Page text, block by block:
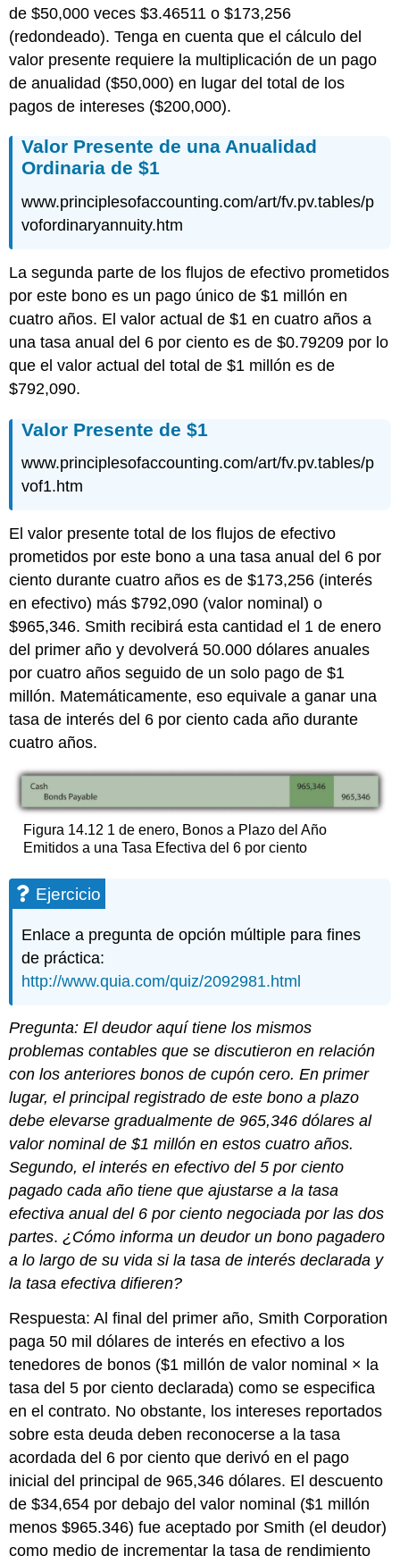
de $50,000 veces $3.46511 o $173,256
(redondeado). Tenga en cuenta que el cálculo del
valor presente requiere la multiplicación de un pago
de anualidad ($50,000) en lugar del total de los
pagos de intereses ($200,000).
Valor Presente de una Anualidad
Ordinaria de $1
www.principlesofaccounting.com/art/fv.pv.tables/p
vofordinaryannuity.htm
La segunda parte de los flujos de efectivo prometidos
por este bono es un pago único de $1 millón en
cuatro años. El valor actual de $1 en cuatro años a
una tasa anual del 6 por ciento es de $0.79209 por lo
que el valor actual del total de $1 millón es de
$792,090.
Valor Presente de $1
www.principlesofaccounting.com/art/fv.pv.tables/p
vof1.htm
El valor presente total de los flujos de efectivo
prometidos por este bono a una tasa anual del 6 por
ciento durante cuatro años es de $173,256 (interés
en efectivo) más $792,090 (valor nominal) o
$965,346. Smith recibirá esta cantidad el 1 de enero
del primer año y devolverá 50.000 dólares anuales
por cuatro años seguido de un solo pago de $1
millón. Matemáticamente, eso equivale a ganar una
tasa de interés del 6 por ciento cada año durante
cuatro años.
Figura 14.12 1 de enero, Bonos a Plazo del Año
Emitidos a una Tasa Efectiva del 6 por ciento
Ejercicio
Enlace a pregunta de opción múltiple para fines
de práctica:
http://www.quia.com/quiz/2092981.html
Pregunta: El deudor aquí tiene los mismos
problemas contables que se discutieron en relación
con los anteriores bonos de cupón cero. En primer
lugar, el principal registrado de este bono a plazo
debe elevarse gradualmente de 965,346 dólares al
valor nominal de $1 millón en estos cuatro años.
Segundo, el interés en efectivo del 5 por ciento
pagado cada año tiene que ajustarse a la tasa
efectiva anual del 6 por ciento negociada por las dos
partes.¿Cómo informa un deudor un bono pagadero
a lo largo de su vida si la tasa de interés declarada y
la tasa efectiva difieren?
Respuesta: Al final del primer año, Smith Corporation
paga 50 mil dólares de interés en efectivo a los
tenedores de bonos ($1 millón de valor nominal × la
tasa del 5 por ciento declarada) como se especifica
en el contrato. No obstante, los intereses reportados
sobre esta deuda deben reconocerse a la tasa
acordada del 6 por ciento que derivó en el pago
inicial del principal de 965,346 dólares. El descuento
de $34,654 por debajo del valor nominal ($1 millón
menos $965.346) fue aceptado por Smith (el deudor)
como medio de incrementar la tasa de rendimiento